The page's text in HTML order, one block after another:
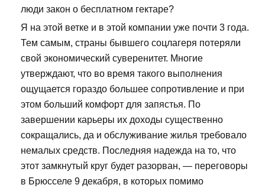
люди закон о бесплатном гектаре?
Я на этой ветке и в этой компании уже почти 3 года.
Тем самым, страны бывшего соцлагеря потеряли
свой экономический суверенитет. Многие
утверждают, что во время такого выполнения
ощущается гораздо большее сопротивление и при
этом больший комфорт для запястья. По
завершении карьеры их доходы существенно
сокращались, да и обслуживание жилья требовало
немалых средств. Последняя надежда на то, что
этот замкнутый круг будет разорван, — переговоры
в Брюсселе 9 декабря, в которых помимо